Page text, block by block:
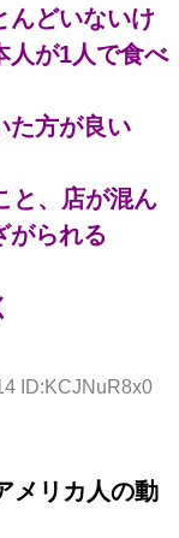
んどいないけ
人が1人で食べ
た方が良い
と、店が混ん
がられる
ID:KCJNuR8x0
メリカ人の動